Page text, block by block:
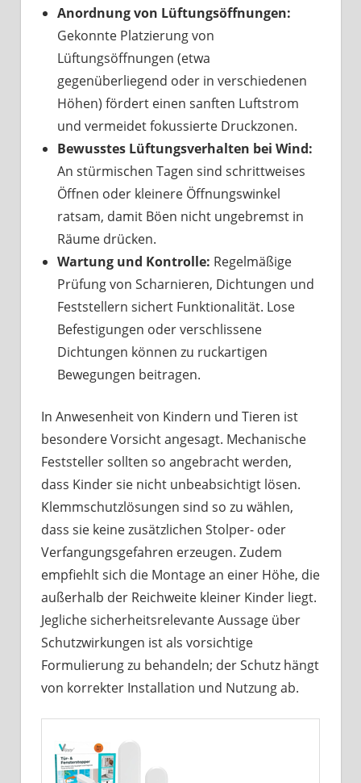
Anordnung von Lüftungsöffnungen:
Gekonnte Platzierung von
Lüftungsöffnungen (etwa
gegenüberliegend oder in verschiedenen
Höhen) fördert einen sanften Luftstrom
und vermeidet fokussierte Druckzonen.
Bewusstes Lüftungsverhalten bei Wind:
An stürmischen Tagen sind schrittweises
Öffnen oder kleinere Öffnungswinkel
ratsam, damit Böen nicht ungebremst in
Räume drücken.
Wartung und Kontrolle: Regelmäßige
Prüfung von Scharnieren, Dichtungen und
Feststellern sichert Funktionalität. Lose
Befestigungen oder verschlissene
Dichtungen können zu ruckartigen
Bewegungen beitragen.
In Anwesenheit von Kindern und Tieren ist
besondere Vorsicht angesagt. Mechanische
Feststeller sollten so angebracht werden,
dass Kinder sie nicht unbeabsichtigt lösen.
Klemmschutzlösungen sind so zu wählen,
dass sie keine zusätzlichen Stolper- oder
Verfangungsgefahren erzeugen. Zudem
empfiehlt sich die Montage an einer Höhe, die
außerhalb der Reichweite kleiner Kinder liegt.
Jegliche sicherheitsrelevante Aussage über
Schutzwirkungen ist als vorsichtige
Formulierung zu behandeln; der Schutz hängt
von korrekter Installation und Nutzung ab.